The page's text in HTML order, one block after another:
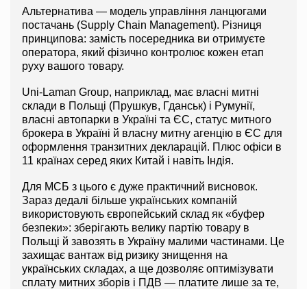
Альтернатива — модель управління ланцюгами
постачань (Supply Chain Management). Різниця
принципова: замість посередника ви отримуєте
оператора, який фізично контролює кожен етап
руху вашого товару.
Uni-Laman Group, наприклад, має власні митні
склади в Польщі (Прушкув, Гданськ) і Румунії,
власні автопарки в Україні та ЄС, статус митного
брокера в Україні й власну митну агенцію в ЄС для
оформлення транзитних декларацій. Плюс офіси в
11 країнах серед яких Китай і навіть Індія.
Для МСБ з цього є дуже практичний висновок.
Зараз дедалі більше українських компаній
використовують європейський склад як «буфер
безпеки»: зберігають велику партію товару в
Польщі й завозять в Україну малими частинами. Це
захищає вантаж від ризику знищення на
українських складах, а ще дозволяє оптимізувати
сплату митних зборів і ПДВ — платите лише за те,